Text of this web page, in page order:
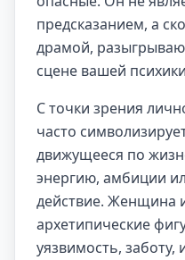
предсказанием, а
драмой,
сцене вашей
С точки зрения
часто
движущееся по
энергию, амбиции
действие. Женщина
архетипические
уязвимость,